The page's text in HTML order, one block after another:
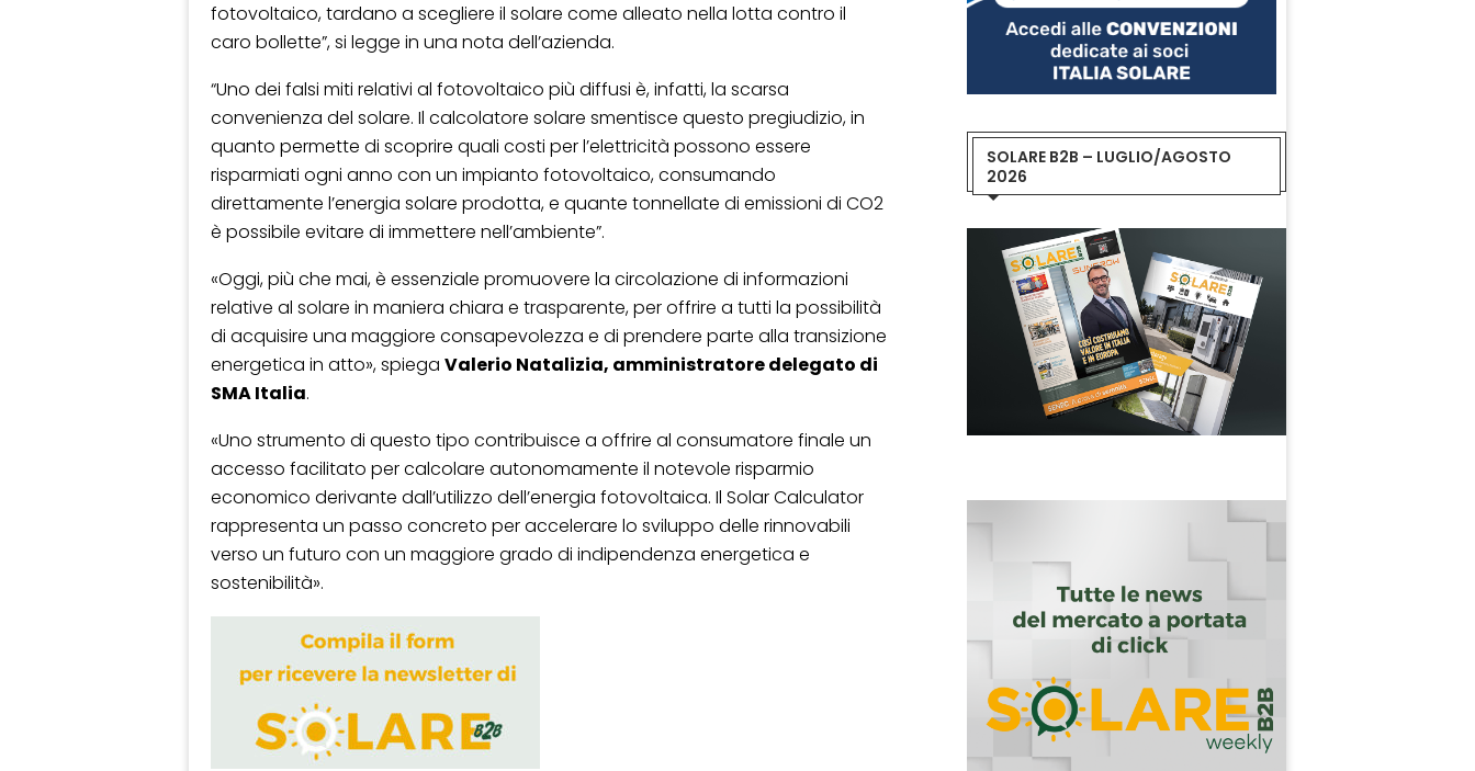
fotovoltaico, tardano a scegliere il solare come alleato nella lotta contro il
caro bollette”, si legge in una nota dell’azienda.
“Uno dei falsi miti relativi al fotovoltaico più diffusi è, infatti, la scarsa
convenienza del solare. Il calcolatore solare smentisce questo pregiudizio, in
quanto permette di scoprire quali costi per l’elettricità possono essere
risparmiati ogni anno con un impianto fotovoltaico, consumando
direttamente l’energia solare prodotta, e quante tonnellate di emissioni di CO2
è possibile evitare di immettere nell’ambiente”.
«Oggi, più che mai, è essenziale promuovere la circolazione di informazioni
relative al solare in maniera chiara e trasparente, per offrire a tutti la possibilità
di acquisire una maggiore consapevolezza e di prendere parte alla transizione
energetica in atto», spiega Valerio Natalizia, amministratore delegato di
SMA Italia.
«Uno strumento di questo tipo contribuisce a offrire al consumatore finale un
accesso facilitato per calcolare autonomamente il notevole risparmio
economico derivante dall’utilizzo dell’energia fotovoltaica. Il Solar Calculator
rappresenta un passo concreto per accelerare lo sviluppo delle rinnovabili
verso un futuro con un maggiore grado di indipendenza energetica e
sostenibilità».
SOLARE B2B – LUGLIO/AGOSTO
2026